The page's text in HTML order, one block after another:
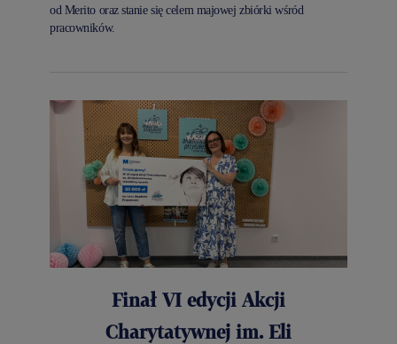
od Merito oraz stanie się celem majowej zbiórki wśród
pracowników.
Finał VI edycji Akcji
Charytatywnej im. Eli